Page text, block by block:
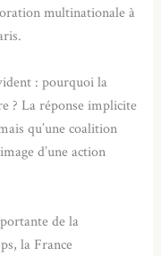
multinationale à
: pourquoi la
? La réponse implicite
qu’une coalition
d’une action
de la
la France